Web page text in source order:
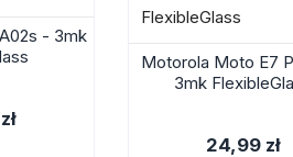
- 3mk
Motorola Moto E7
3mk
24,99 zł